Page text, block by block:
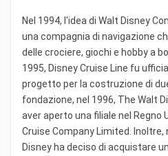
Nel 1994, l'idea di Walt Disney
una compagnia di navigazione
delle crociere, giochi e hobby a
1995, Disney Cruise Line fu
progetto per la costruzione di
fondazione, nel 1996, The Walt
aver aperto una filiale nel Regno
Cruise Company Limited. Inoltre,
Disney ha deciso di acquistare